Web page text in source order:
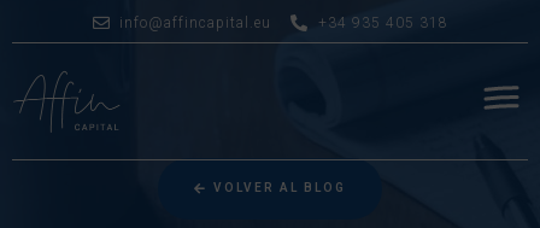
info@affincapital.eu +34 935 405 318
VOLVER AL BLOG